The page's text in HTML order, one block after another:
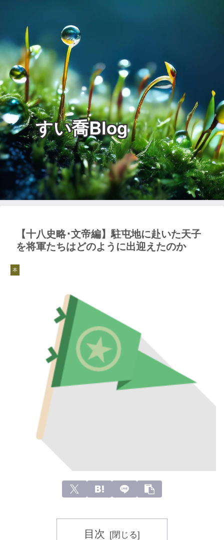
すい喬Blog
【十八史略･文帝編】駐屯地に赴いた天子
を将軍たちはどのように出迎えたのか
本
目次